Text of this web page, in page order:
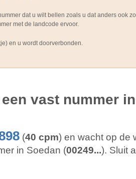
dat u wilt bellen zoals u dat anders ook
met de landcode ervoor.
en u wordt doorverbonden.
vast nummer
(40 cpm) en wacht op de
in Soedan (00249...). Sluit